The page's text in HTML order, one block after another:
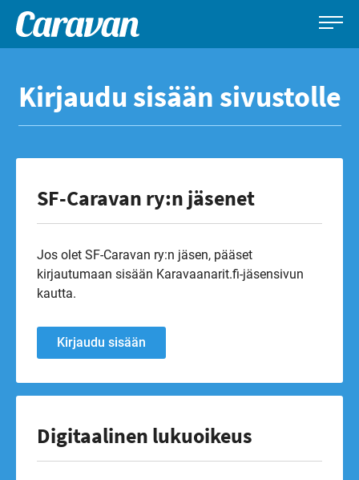
sisältöön
Caravan-
Leirintämatkailun
Kirjaudu sisään sivustolle
SF-Caravan ry:n jäsenet
Jos olet SF-Caravan ry:n jäsen, pääset
kirjautumaan sisään Karavaanarit.fi-jäsensivun
kautta.
Kirjaudu sisään
Digitaalinen lukuoikeus